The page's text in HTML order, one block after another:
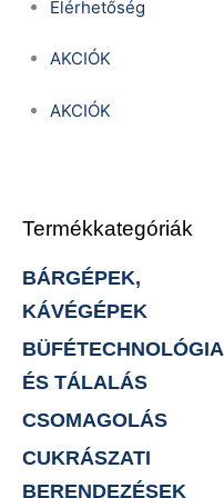
Elérhetőség
AKCIÓK
AKCIÓK
Termékkategóriák
BÁRGÉPEK,
KÁVÉGÉPEK
BÜFÉTECHNOLÓGIA
ÉS TÁLALÁS
CSOMAGOLÁS
CUKRÁSZATI
BERENDEZÉSEK